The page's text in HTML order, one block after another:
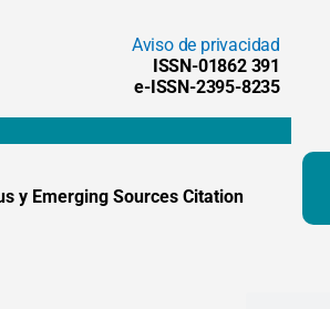
Aviso de privacidad
ISSN-01862 391
e-ISSN-2395-8235
y Emerging Sources Citation